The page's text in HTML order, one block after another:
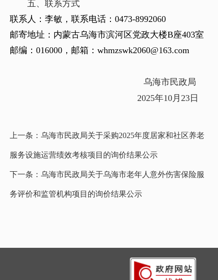
五、联系方式
联系人：李敏，联系电话：0473-8992060
邮寄地址：内蒙古乌海市滨河区党政大楼B座403室
邮编：016000，邮箱：whmzswk2060@163.com
乌海市民政局
2025年10月23日
上一条： 乌海市民政局关于采购2025年度居家和社区养老
服务设施运营绩效考核项目的询价结果公示
下一条： 乌海市民政局关于乌海市老年人意外伤害保险服
务评价和监管机构项目的询价结果公示